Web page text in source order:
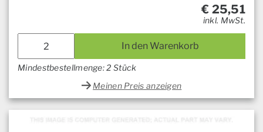
€ 25,51
inkl. MwSt.
In den Warenkorb
Mindestbestellmenge: 2 Stück
Meinen Preis anzeigen